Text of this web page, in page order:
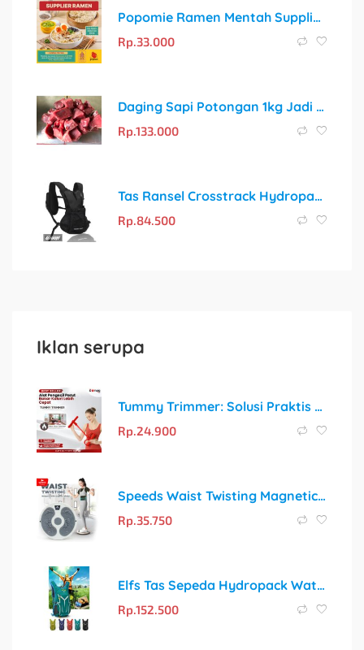
Popomie Ramen Mentah Supplier Restoran Jepang Halal
Rp.33.000
Daging Sapi Potongan 1kg Jadi 20-30 Potong
Rp.133.000
Tas Ransel Crosstrack Hydropack System Multifungsi untuk Aktivitas Outdoor
Rp.84.500
Iklan serupa
Tummy Trimmer: Solusi Praktis Membentuk Otot Perut dan Membakar Lemak di Rumah
Rp.24.900
Speeds Waist Twisting Magnetic Trimmer Jogging Body Plate 041-8
Rp.35.750
Elfs Tas Sepeda Hydropack Water Resistant Trail Marathon Run 1516
Rp.152.500